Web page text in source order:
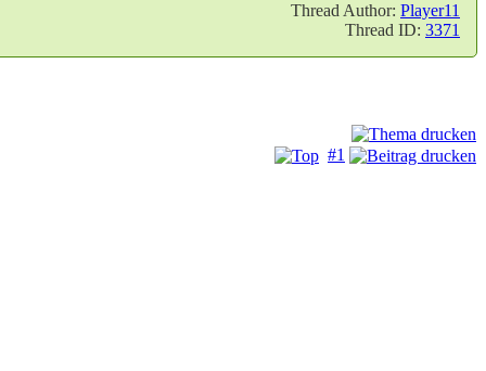
Thread Author: Player11
Thread ID: 3371
#1